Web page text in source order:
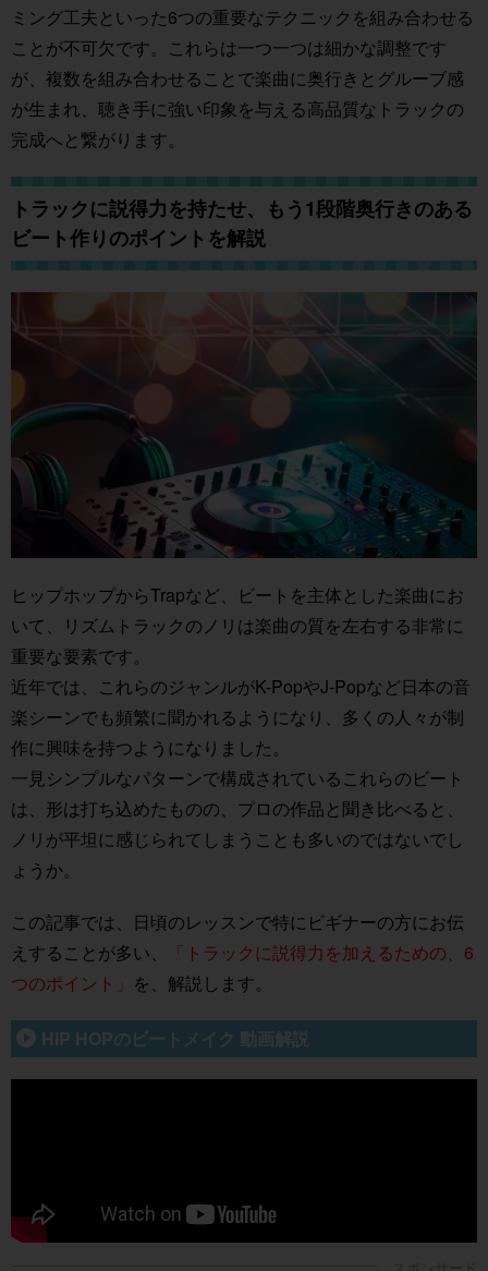
ミング工夫といった6つの重要なテクニックを組み合わせる
ことが不可欠です。これらは一つ一つは細かな調整です
が、複数を組み合わせることで楽曲に奥行きとグルーブ感
が生まれ、聴き手に強い印象を与える高品質なトラックの
完成へと繋がります。
トラックに説得力を持たせ、もう1段階奥行きのある
ビート作りのポイントを解説
ヒップホップからTrapなど、ビートを主体とした楽曲にお
いて、リズムトラックのノリは楽曲の質を左右する非常に
重要な要素です。
近年では、これらのジャンルがK-PopやJ-Popなど日本の音
楽シーンでも頻繁に聞かれるようになり、多くの人々が制
作に興味を持つようになりました。
一見シンプルなパターンで構成されているこれらのビート
は、形は打ち込めたものの、プロの作品と聞き比べると、
ノリが平坦に感じられてしまうことも多いのではないでし
ょうか。
この記事では、日頃のレッスンで特にビギナーの方にお伝
えすることが多い、
「トラックに説得力を加えるための、6
つのポイント」 を、解説します。
HIP HOPのビートメイク 動画解説